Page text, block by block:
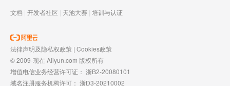
文档 | 开发者社区 | 天池大赛 | 培训与认证
法律声明及隐私权政策 | Cookies政策
© 2009-现在 Aliyun.com 版权所有
增值电信业务经营许可证： 浙B2-20080101
域名注册服务机构许可： 浙D3-20210002